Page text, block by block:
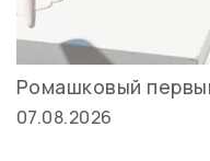
Ромашковый
07.08.2026